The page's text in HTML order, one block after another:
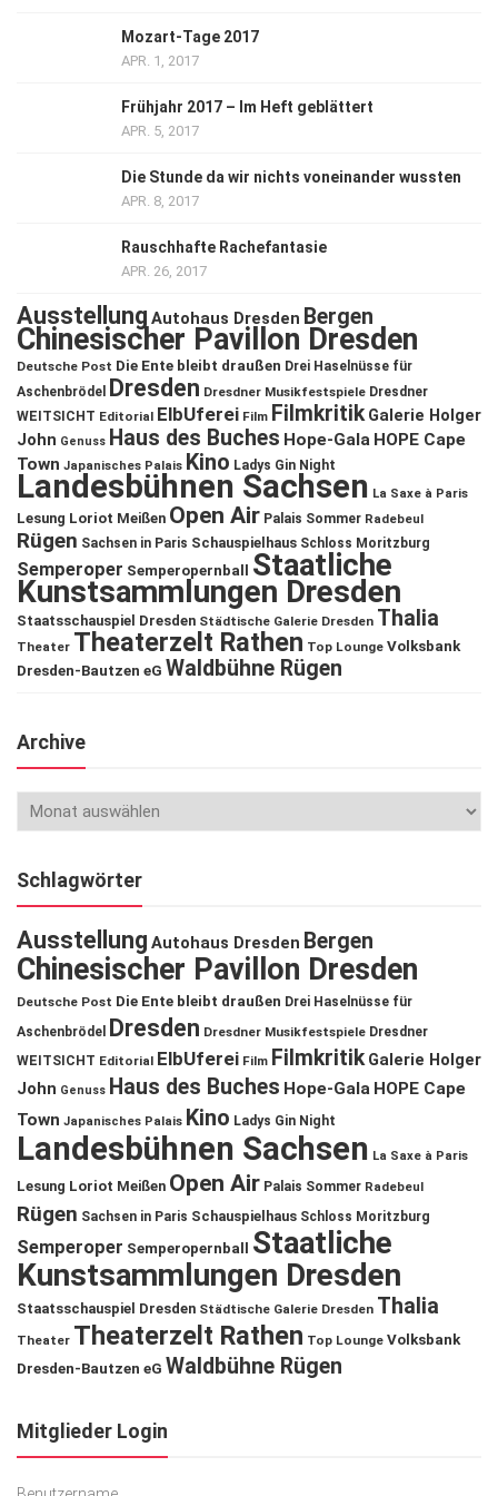
Mozart-Tage 2017
APR. 1, 2017
Frühjahr 2017 – Im Heft geblättert
APR. 5, 2017
Die Stunde da wir nichts voneinander wussten
APR. 8, 2017
Rauschhafte Rachefantasie
APR. 26, 2017
Ausstellung Autohaus Dresden Bergen
Chinesischer Pavillon Dresden
Deutsche Post Die Ente bleibt draußen Drei Haselnüsse für
Aschenbrödel
Dresden Dresdner Musikfestspiele Dresdner
WEITSICHT Editorial ElbUferei Film Filmkritik Galerie Holger
John Genuss Haus des Buches Hope-Gala HOPE Cape
Town Japanisches Palais Kino Ladys Gin Night
Landesbühnen Sachsen La Saxe à Paris
Lesung Loriot Meißen Open Air Palais Sommer Radebeul
Rügen Sachsen in Paris Schauspielhaus Schloss Moritzburg
Semperoper Semperopernball Staatliche
Kunstsammlungen Dresden
Staatsschauspiel Dresden Städtische Galerie Dresden Thalia
Theater Theaterzelt Rathen Top Lounge Volksbank
Dresden-Bautzen eG Waldbühne Rügen
Archive
Schlagwörter
Ausstellung Autohaus Dresden Bergen
Chinesischer Pavillon Dresden
Deutsche Post Die Ente bleibt draußen Drei Haselnüsse für
Aschenbrödel
Dresden Dresdner Musikfestspiele Dresdner
WEITSICHT Editorial ElbUferei Film Filmkritik Galerie Holger
John Genuss Haus des Buches Hope-Gala HOPE Cape
Town Japanisches Palais Kino Ladys Gin Night
Landesbühnen Sachsen La Saxe à Paris
Lesung Loriot Meißen Open Air Palais Sommer Radebeul
Rügen Sachsen in Paris Schauspielhaus Schloss Moritzburg
Semperoper Semperopernball
Staatliche
Kunstsammlungen Dresden
Staatsschauspiel Dresden Städtische Galerie Dresden Thalia
Theater Theaterzelt Rathen Top Lounge Volksbank
Dresden-Bautzen eG Waldbühne Rügen
Mitglieder Login